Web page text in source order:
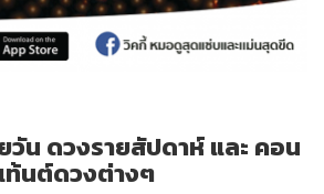
น ดวงรายสัปดาห์ และ คอน
เท้นต์ดวงต่างๆ